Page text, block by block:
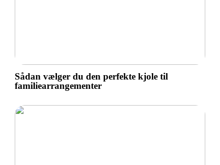
Sådan vælger du den perfekte kjole til
familiearrangementer